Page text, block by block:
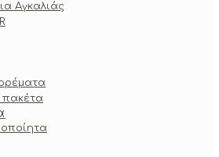
Αγκαλιάς
πακέτα